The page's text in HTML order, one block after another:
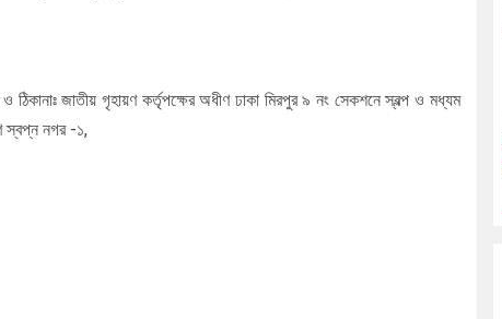
জাতীয় গৃহায়ণ কর্তৃপক্ষের অধীণ ঢাকা মিরপুর ৯ নং সেকশনে স্বল্প ও মধ্যম
স্বপ্ন নগর -১,